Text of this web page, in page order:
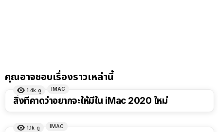
คุณอาจชอบเรื่องราวเหล่านี้
1.4k ดู IMAC
สิ่งที่คาดว่าอยากจะให้มีใน iMac 2020 ใหม่
1.1k ดู IMAC